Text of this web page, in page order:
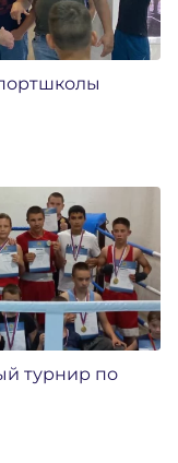
турнир по